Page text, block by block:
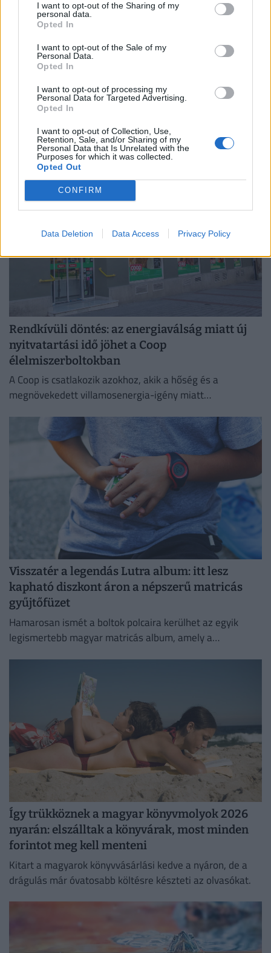
I want to opt-out of the Sharing of my
personal data.
Opted In
I want to opt-out of the Sale of my
Personal Data.
Opted In
I want to opt-out of processing my
Personal Data for Targeted Advertising.
Opted In
I want to opt-out of Collection, Use,
Retention, Sale, and/or Sharing of my
Personal Data that Is Unrelated with the
Purposes for which it was collected.
Opted Out
CONFIRM
Data Deletion Data Access Privacy Policy
Ezekben a magyar megyékben pörög
leginkább a feketepiac: itt szívják a legtöbb
Hiába javult a helyzet, még mindig hatalmas üzlet a
cigaretta feketepiaca. De honnan érkeznek a hamis
cigaretták Magyarországra, és hol a legnagyobb a
feketepiac?
Rendkívüli döntés: az energiaválság miatt új
nyitvatartási idő jöhet a Coop
élelmiszerboltokban
A Coop is csatlakozik azokhoz, akik a hőség és a
megnövekedett villamosenergia-igény miatt
Visszatér a legendás Lutra album: itt lesz
kapható diszkont áron a népszerű matricás
gyűjtőfüzet
Hamarosan ismét a boltok polcaira kerülhet az egyik
legismertebb magyar matricás album, amely a
Így trükköznek a magyar könyvmolyok 2026
nyarán: elszálltak a könyvárak, most minden
forintot meg kell menteni
Kitart a magyarok könyvvásárlási kedve a nyáron, de a
drágulás már óvatosabb költésre készteti az olvasókat.